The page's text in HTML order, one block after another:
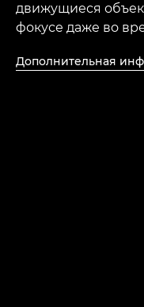
движущиеся
фокусе даже во
Дополнительная